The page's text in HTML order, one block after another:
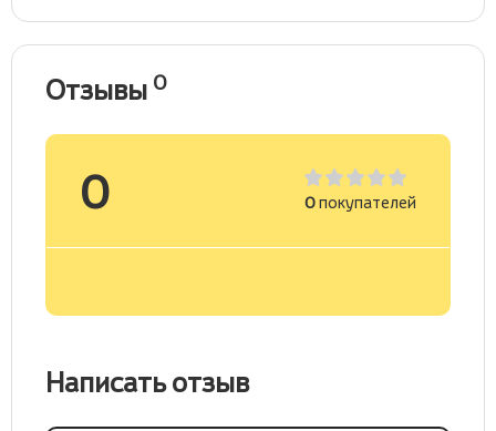
Отзывы 0
0 0покупателей
Написать отзыв